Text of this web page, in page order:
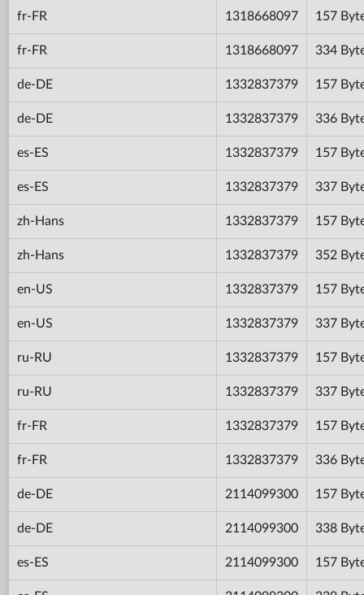
fr-FR 1318668097 157
fr-FR 1318668097 334
de-DE 1332837379 157
de-DE 1332837379 336
es-ES 1332837379 157
es-ES 1332837379 337
zh-Hans 1332837379 157
zh-Hans 1332837379 352
en-US 1332837379 157
en-US 1332837379 337
ru-RU 1332837379 157
ru-RU 1332837379 337
fr-FR 1332837379 157
fr-FR 1332837379 336
de-DE 2114099300 157
de-DE 2114099300 338
es-ES 2114099300 157